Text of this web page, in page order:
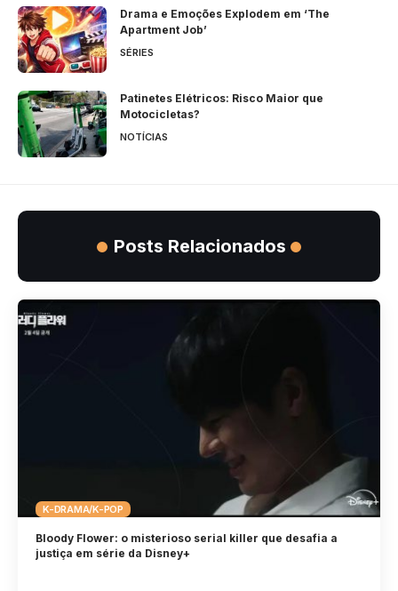
Drama e Emoções Explodem em ‘The
Apartment Job’
SÉRIES
Patinetes Elétricos: Risco Maior que
Motocicletas?
NOTÍCIAS
Posts Relacionados
K-DRAMA/K-POP
Bloody Flower: o misterioso serial killer que desafia a
justiça em série da Disney+